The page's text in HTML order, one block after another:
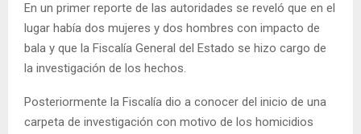
En un primer reporte de las autoridades se reveló que en el
lugar había dos mujeres y dos hombres con impacto de
bala y que la Fiscalía General del Estado se hizo cargo de
la investigación de los hechos.
Posteriormente la Fiscalía dio a conocer del inicio de una
carpeta de investigación con motivo de los homicidios